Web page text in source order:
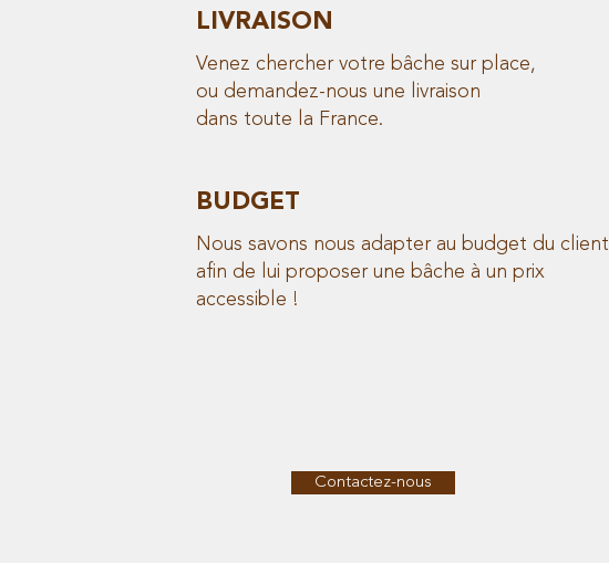
LIVRAISON
Venez chercher votre bâche sur place,
ou demandez-nous une livraison
dans toute la France.
BUDGET
Nous savons nous adapter au budget du client
afin de lui proposer une bâche à un prix
accessible !
Contactez-nous